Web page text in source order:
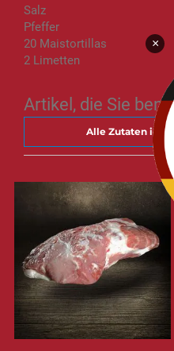
Salz
Pfeffer
20 Maistortillas
2 Limetten
Artikel, die Sie
Alle Zutaten in
×